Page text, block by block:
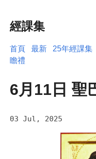
經課集
首頁 最新 25年經課集
瞻禮
6月11日 聖
03 Jul, 2025